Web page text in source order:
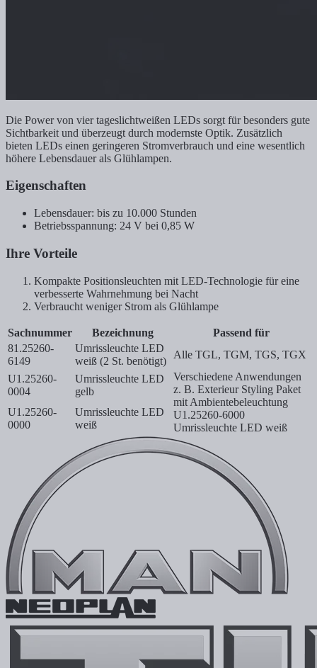
Die Power von vier tageslichtweißen LEDs sorgt für besonders gute
Sichtbarkeit und überzeugt durch modernste Optik. Zusätzlich
bieten LEDs einen geringeren Stromverbrauch und eine wesentlich
höhere Lebensdauer als Glühlampen.
Eigenschaften
Lebensdauer: bis zu 10.000 Stunden
Betriebsspannung: 24 V bei 0,85 W
Ihre Vorteile
Kompakte Positionsleuchten mit LED-Technologie für eine
verbesserte Wahrnehmung bei Nacht
Verbraucht weniger Strom als Glühlampe
Sachnummer Bezeichnung
Passend für
81.25260-
6149
Umrissleuchte LED
weiß (2 St. benötigt)
Alle TGL, TGM, TGS, TGX
U1.25260-
0004
Umrissleuchte LED
gelb
Verschiedene Anwendungen
z. B. Exterieur Styling Paket
mit Ambientebeleuchtung
U1.25260-6000
Umrissleuchte LED weiß
U1.25260-
0000
Umrissleuchte LED
weiß